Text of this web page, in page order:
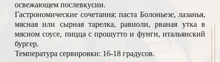
освежающем послевкусии.
Гастрономические сочетания: паста Болоньезе, лазанья,
мясная или сырная тарелка, равиоли, рваная утка в
мясном соусе, пицца с прошутто и фунги, итальянский
бургер.
Температура сервировки: 16-18 градусов.